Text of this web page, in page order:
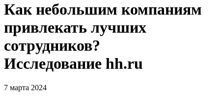
Как небольшим компаниям
привлекать лучших
сотрудников?
Исследование hh.ru
7 марта 2024